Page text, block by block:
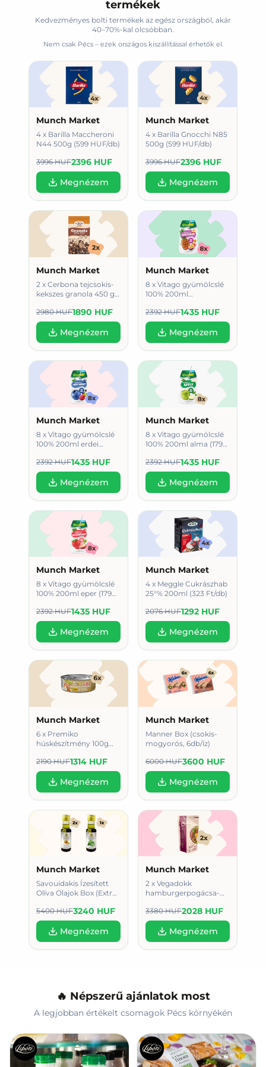
termékek
Kedvezményes bolti termékek az egész országból, akár
40–70%-kal olcsóbban.
Nem csak Pécs – ezek országos kiszállítással érhetők el.
Munch Market
4 x Barilla Maccheroni
N44 500g (599 HUF/db)
3996 HUF2396 HUF
Megnézem
Munch Market
4 x Barilla Gnocchi N85
500g (599 HUF/db)
3996 HUF2396 HUF
Megnézem
Munch Market
2 x Cerbona tejcsokis-
kekszes granola 450 g
2980 HUF1890 HUF
Megnézem
Munch Market
8 x Vitago gyümölcslé
100% 200ml
HUF/db)
2392 HUF1435 HUF
Megnézem
Munch Market
8 x Vitago gyümölcslé
100% 200ml erdei
2392 HUF1435 HUF
Megnézem
Munch Market
8 x Vitago gyümölcslé
100% 200ml alma (179
2392 HUF1435 HUF
Megnézem
Munch Market
8 x Vitago gyümölcslé
100% 200ml eper (179
2392 HUF1435 HUF
Megnézem
Munch Market
4 x Meggle Cukrászhab
25°% 200ml (323 Ft/db)
2076 HUF1292 HUF
Megnézem
Munch Market
6 x Premiko
húskészítmény 100g
tartalommal (219 Ft/db)
2190 HUF1314 HUF
Megnézem
Munch Market
Manner Box (csokis-
mogyorós, 6db/íz)
6000 HUF3600 HUF
Megnézem
Munch Market
Savouidakis Ízesített
Olíva Olajok Box (Extra
5400 HUF3240 HUF
Megnézem
Munch Market
2 x Vegadokk
hamburgerpogácsa-
paradicsomos) 250g
3380 HUF2028 HUF
Megnézem
🔥 Népszerű ajánlatok most
A legjobban értékelt csomagok Pécs környékén